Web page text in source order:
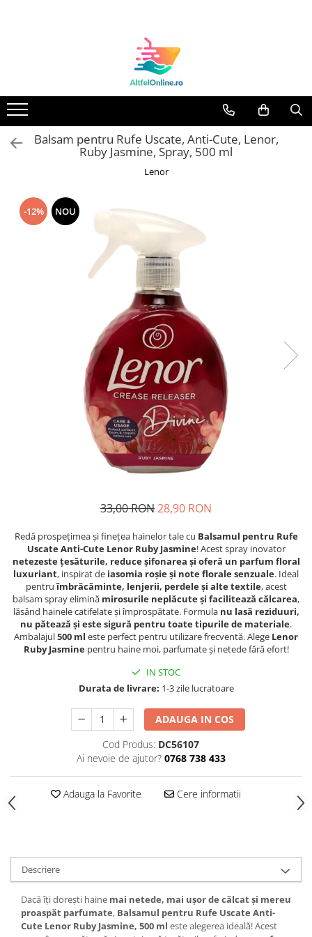
Produse Cosmetice Premium
Reducere 20% la achizitionarea a
minimum 3 produse identice
Oferte
Balsam Rufe
Perle Parfumate
Servetele parfumate rufe
Capsule si Tablete pentru Masina
Detergent Pudra Automat
Detergent Pudra Manual
Detergent Lichid Gel
Intretinere Masina de Spalat Rufe
Servetele Captare Culori
Gratare
Incubatoare
Lampi solare
Unelte
Hrana, Accesorii si Ingrijire Animale
Accesorii
Hrana Umeda
Hrana Uscata
Ingrijire Animale
Dus si Baie
Accesorii Baie
Gel de Dus pentru Copii
Pudra de Talc
Balsam pentru Rufe Uscate, Anti-Cute, Lenor,
Ruby Jasmine, Spray, 500 ml
Lenor
-12% NOU
33,00 RON28,90 RON
Redă prospețimea și finețea hainelor tale cu Balsamul pentru Rufe
Uscate Anti-Cute Lenor Ruby Jasmine! Acest spray inovator
netezeste țesăturile, reduce șifonarea și oferă un parfum floral
luxuriant, inspirat de iasomia roșie și note florale senzuale. Ideal
pentruîmbrăcăminte, lenjerii, perdele și alte textile, acest
balsam spray elimină mirosurile neplăcute și facilitează călcarea,
lăsând hainele catifelate și împrospătate. Formula nu lasă reziduuri,
nu pătează și este sigură pentru toate tipurile de materiale.
Ambalajul500 ml este perfect pentru utilizare frecventă. Alege Lenor
Ruby Jasminepentru haine moi, parfumate și netede fără efort!
IN STOC
Durata de livrare: 1-3 zile lucratoare
ADAUGA IN COS
Cod Produs: DC56107
Ai nevoie de ajutor? 0768 738 433
Adauga la Favorite Cere informatii
Descriere
Dacă îți dorești haine mai netede, mai ușor de călcat și mereu
proaspăt parfumate, Balsamul pentru Rufe Uscate Anti-
Cute Lenor Ruby Jasmine, 500 ml este alegerea ideală! Acest